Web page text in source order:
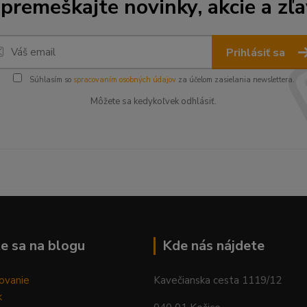
novinky, akcie a
Prihlásiť sa
Súhlasím so spracovaním osobných údajovza účelom zasielania newslettera.
Môžete sa kedykoľvek odhlásiť.
sa na blogu Kde nás nájdete
Kavečianska cesta 1119/12